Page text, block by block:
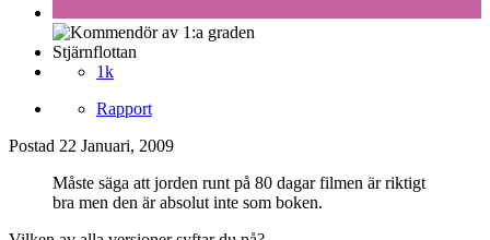
Stjärnflottan
1k
Rapport
Postad 22 Januari, 2009
Måste säga att jorden runt på 80 dagar filmen är riktigt
bra men den är absolut inte som boken.